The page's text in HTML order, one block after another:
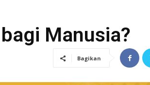
Manusia?
Bagikan